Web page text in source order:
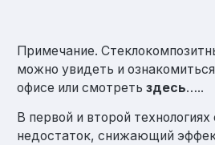
Примечание.
можно увидеть и
офисе или смотреть здесь…..
В первой и второй
недостаток, снижающий